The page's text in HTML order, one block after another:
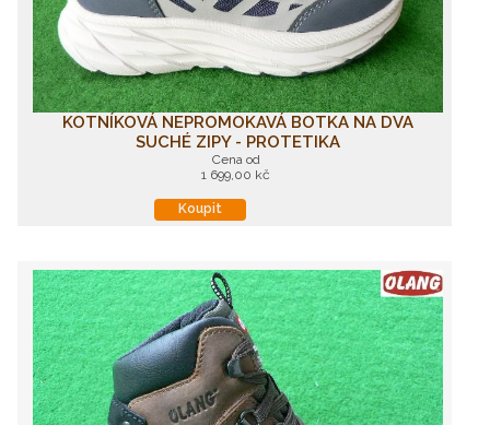
KOTNÍKOVÁ NEPROMOKAVÁ BOTKA NA DVA
SUCHÉ ZIPY - PROTETIKA
Cena od
1 699,00 kč
Koupit